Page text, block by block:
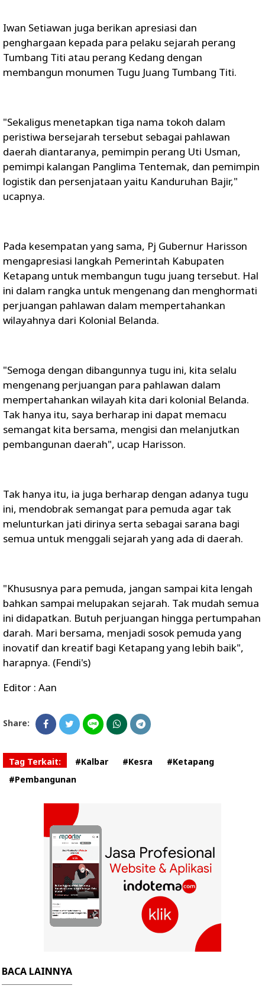
Iwan Setiawan juga berikan apresiasi dan
penghargaan kepada para pelaku sejarah perang
Tumbang Titi atau perang Kedang dengan
membangun monumen Tugu Juang Tumbang Titi.
"Sekaligus menetapkan tiga nama tokoh dalam
peristiwa bersejarah tersebut sebagai pahlawan
daerah diantaranya, pemimpin perang Uti Usman,
pemimpi kalangan Panglima Tentemak, dan pemimpin
logistik dan persenjataan yaitu Kanduruhan Bajir,"
ucapnya.
Pada kesempatan yang sama, Pj Gubernur Harisson
mengapresiasi langkah Pemerintah Kabupaten
Ketapang untuk membangun tugu juang tersebut. Hal
ini dalam rangka untuk mengenang dan menghormati
perjuangan pahlawan dalam mempertahankan
wilayahnya dari Kolonial Belanda.
"Semoga dengan dibangunnya tugu ini, kita selalu
mengenang perjuangan para pahlawan dalam
mempertahankan wilayah kita dari kolonial Belanda.
Tak hanya itu, saya berharap ini dapat memacu
semangat kita bersama, mengisi dan melanjutkan
pembangunan daerah", ucap Harisson.
Tak hanya itu, ia juga berharap dengan adanya tugu
ini, mendobrak semangat para pemuda agar tak
melunturkan jati dirinya serta sebagai sarana bagi
semua untuk menggali sejarah yang ada di daerah.
"Khususnya para pemuda, jangan sampai kita lengah
bahkan sampai melupakan sejarah. Tak mudah semua
ini didapatkan. Butuh perjuangan hingga pertumpahan
darah. Mari bersama, menjadi sosok pemuda yang
inovatif dan kreatif bagi Ketapang yang lebih baik",
harapnya. (Fendi's)
Editor : Aan
Share:
Tag Terkait: #Kalbar #Kesra
#Ketapang
#Pembangunan
BACA LAINNYA